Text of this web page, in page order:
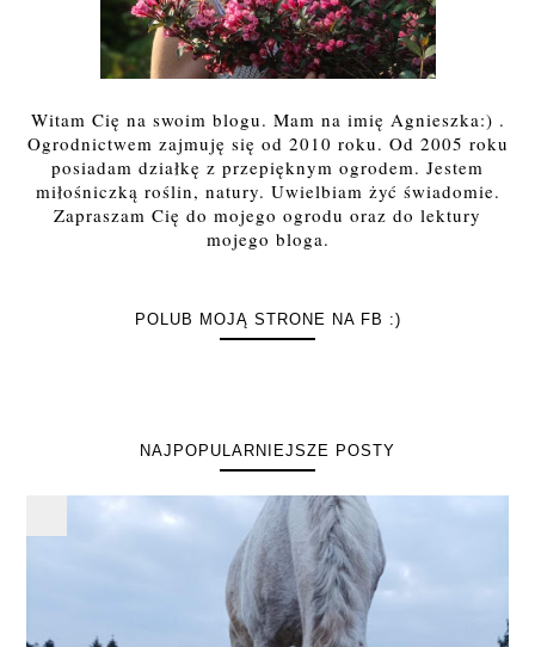
Witam Cię na swoim blogu. Mam na imię Agnieszka:) .
Ogrodnictwem zajmuję się od 2010 roku. Od 2005 roku
posiadam działkę z przepięknym ogrodem. Jestem
miłośniczką roślin, natury. Uwielbiam żyć świadomie.
Zapraszam Cię do mojego ogrodu oraz do lektury
mojego bloga.
POLUB MOJĄ STRONE NA FB :)
NAJPOPULARNIEJSZE POSTY